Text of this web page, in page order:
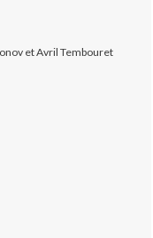
et Avril Tembouret